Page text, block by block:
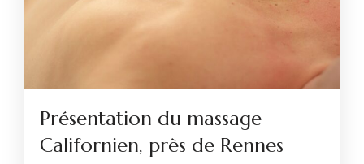
Présentation du massage
Californien, près de Rennes